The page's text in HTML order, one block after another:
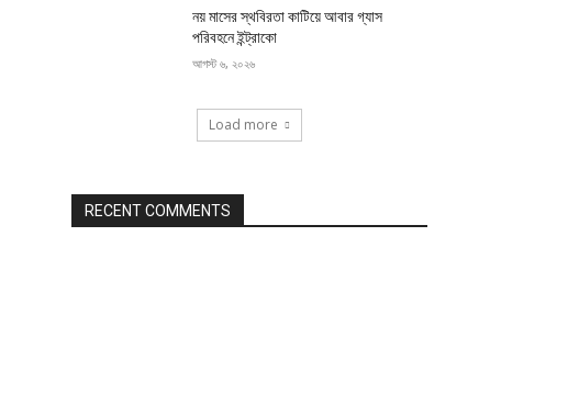
নয় মাসের স্থবিরতা কাটিয়ে আবার গ্যাস
পরিবহনে ইন্ট্রাকো
আগস্ট ৬, ২০২৬
Load more
RECENT COMMENTS